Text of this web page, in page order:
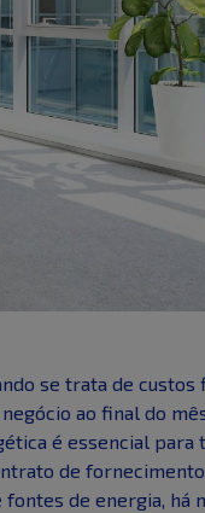
se trata de custos
ao final do
é essencial para
de
de energia, há